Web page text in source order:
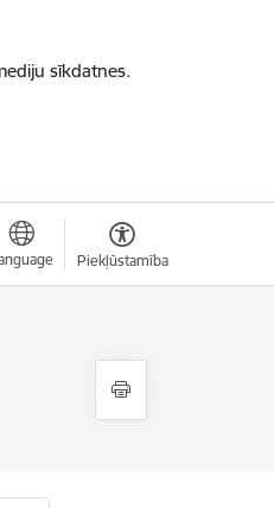
sīkdatnes.
Piekļūstamība